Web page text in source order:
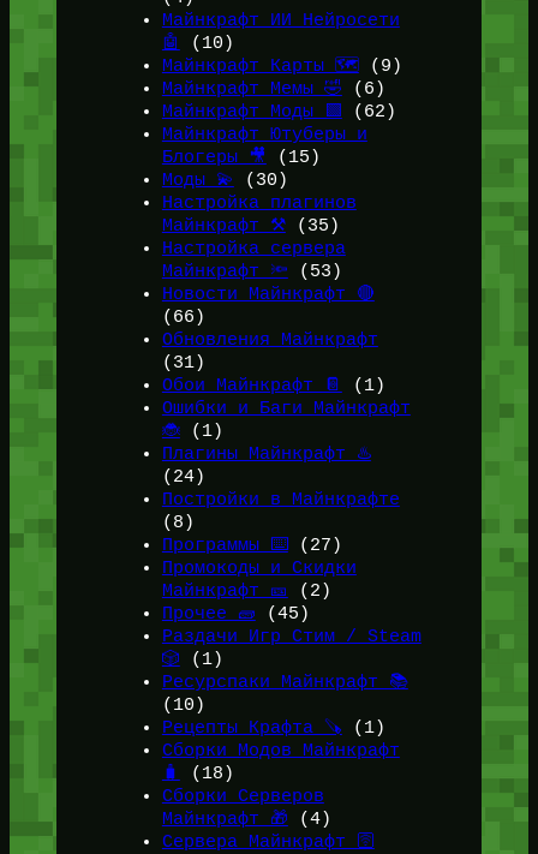
Майнкрафт ИИ Нейросети
🤖
(10)
Майнкрафт Карты 🗺️(9)
Майнкрафт Мемы 🤣 (6)
Майнкрафт Моды 🟩 (62)
Майнкрафт Ютуберы и
Блогеры 🎥
(15)
Моды 💫
(30)
Настройка плагинов
Майнкрафт ⚒️(35)
Настройка сервера
Майнкрафт 🔦 (53)
Новости Майнкрафт 🔴
(66)
Обновления Майнкрафт
(31)
Обои Майнкрафт 📔
(1)
Ошибки и Баги Майнкрафт
🐞(1)
Плагины Майнкрафт ♨️
(24)
Постройки в Майнкрафте
(8)
Программы ⌨️(27)
Промокоды и Скидки
Майнкрафт 🎫
(2)
Прочее 🧱 (45)
Раздачи Игр Стим / Steam
🎲 (1)
Ресурспаки Майнкрафт 📚
(10)
Рецепты Крафта 🪚 (1)
Сборки Модов Майнкрафт
🧳
(18)
Сборки Серверов
Майнкрафт 🎁 (4)
Сервера Майнкрафт 🛜